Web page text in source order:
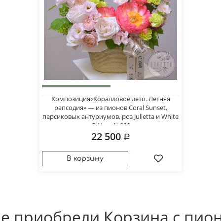
Композиция«Коралловое лето. Летняя
рапсодия» — из пионов Coral Sunset,
персиковых антуриумов, роз Julietta и White
O'Hara №990
22 500
приобрели Корзина с